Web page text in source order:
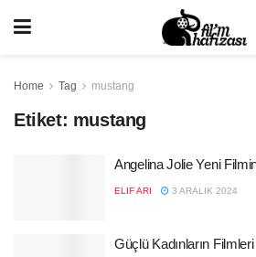
Home Tag mustang
Etiket: mustang
Angelina Jolie Yeni
ELIF ARI 3 ARALIK 2024
Güçlü Kadınların Filmleri